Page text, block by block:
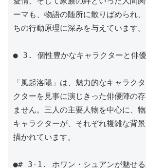
ーマも、物語の随所に散りばめられ
ちの行動原理に深みを与えています。
● 3. 個性豊かなキャラクターと俳
「風起洛陽」は、魅力的なキャラク
クターを見事に演じきった俳優陣の
ません。三人の主要人物を中心に、
キャラクターが、それぞれ複雑な背
描かれています。
●# 3-1. ホワン・シュアンが魅せる